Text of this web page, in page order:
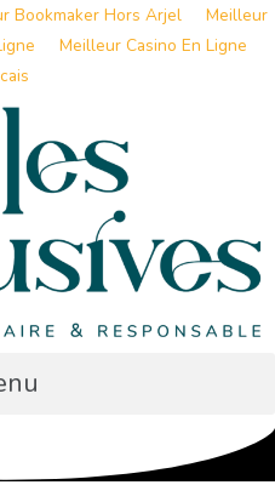
Bookmaker Hors Arjel
Meilleur
Meilleur Casino En Ligne